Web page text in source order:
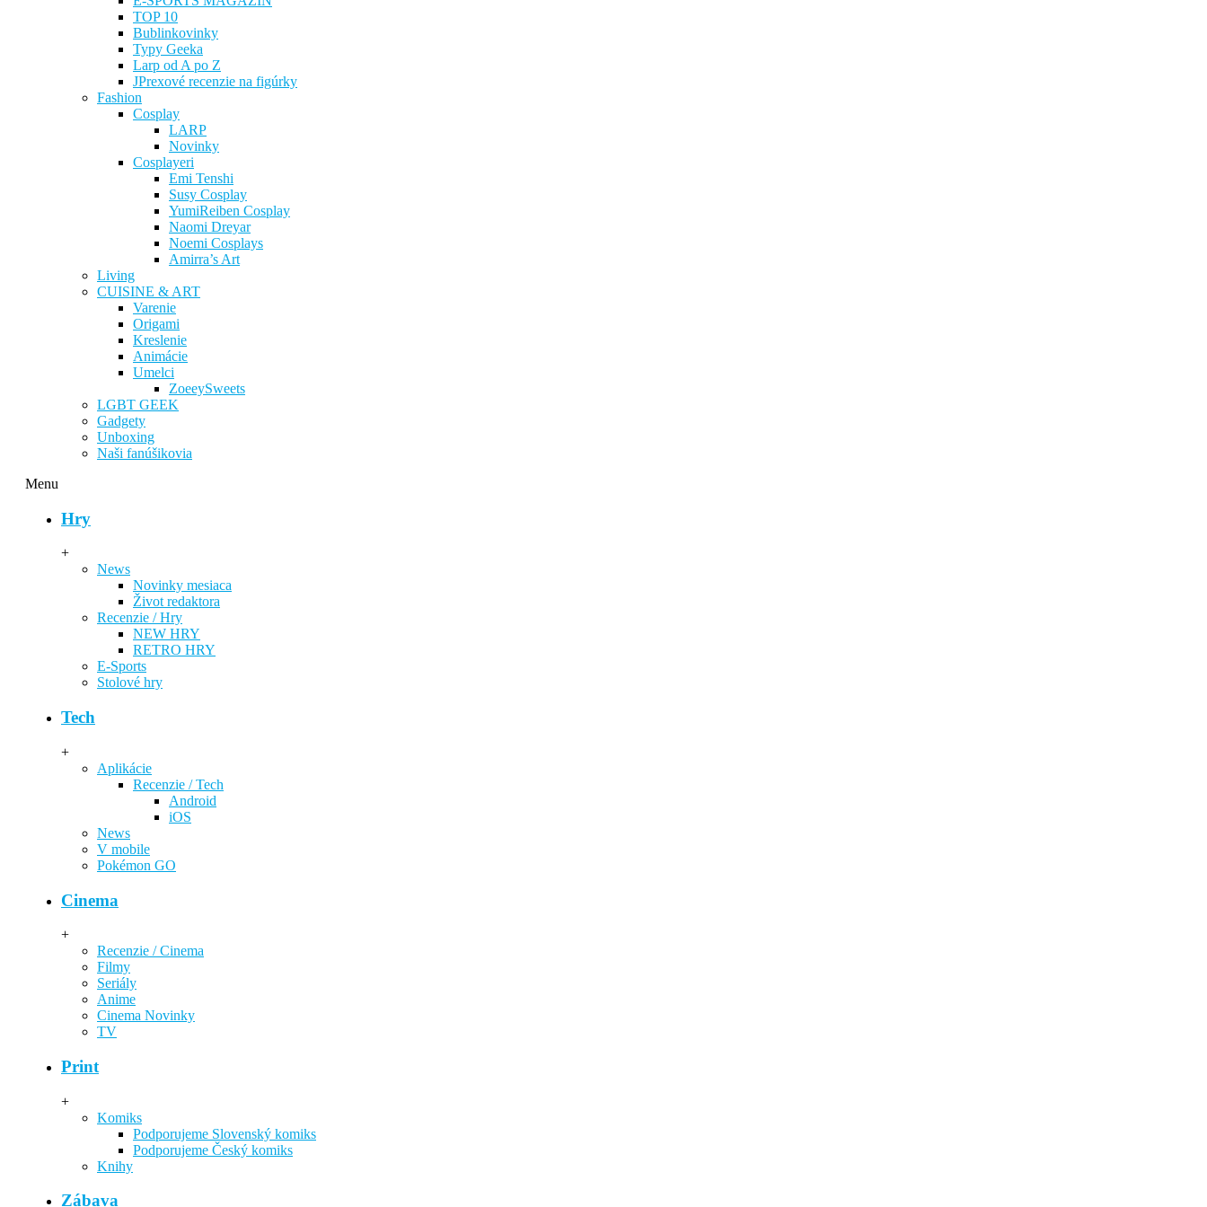
TOP 10
Bublinkovinky
Typy Geeka
Larp od A po Z
JPrexové recenzie na figúrky
Fashion
Cosplay
LARP
Novinky
Cosplayeri
Emi Tenshi
Susy Cosplay
YumiReiben Cosplay
Naomi Dreyar
Noemi Cosplays
Amirra’s Art
Living
CUISINE & ART
Varenie
Origami
Kreslenie
Animácie
Umelci
ZoeeySweets
LGBT GEEK
Gadgety
Unboxing
Naši fanúšikovia
Menu
Hry
+
News
Novinky mesiaca
Život redaktora
Recenzie / Hry
NEW HRY
RETRO HRY
E-Sports
Stolové hry
Tech
+
Aplikácie
Recenzie / Tech
Android
iOS
News
V mobile
Pokémon GO
Cinema
+
Recenzie / Cinema
Filmy
Seriály
Anime
Cinema Novinky
TV
Print
+
Komiks
Podporujeme Slovenský komiks
Podporujeme Český komiks
Knihy
Zábava